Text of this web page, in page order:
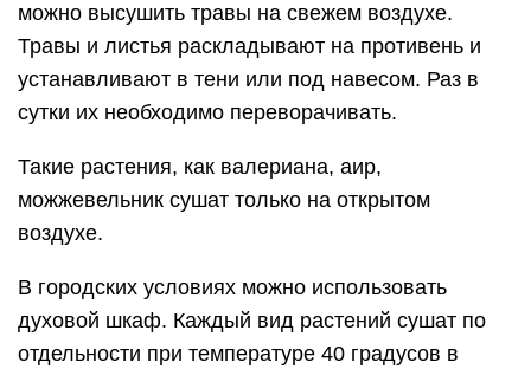
можно высушить травы на свежем воздухе.
Травы и листья раскладывают на противень и
устанавливают в тени или под навесом. Раз в
сутки их необходимо переворачивать.
Такие растения, как валериана, аир,
можжевельник сушат только на открытом
воздухе.
В городских условиях можно использовать
духовой шкаф. Каждый вид растений сушат по
отдельности при температуре 40 градусов в